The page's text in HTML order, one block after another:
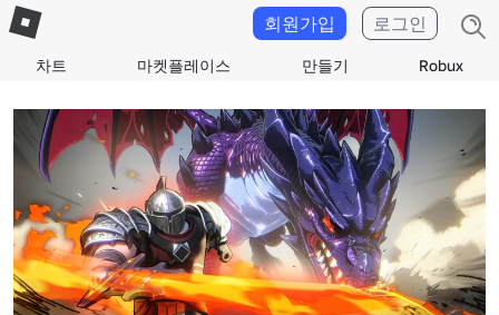
차트 마켓플레이스 만들기 Robux
회원가입 로그인